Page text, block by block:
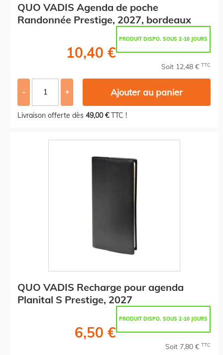
QUO VADIS Agenda de poche
Randonnée Prestige, 2027, bordeaux
PRODUIT DISPO. SOUS 2-10 JOURS
10,40 €
Soit 12,48 € TTC
- + Ajouter au panier
Livraison offerte dès 49,00 €TTC !
QUO VADIS Recharge pour agenda
Planital S Prestige, 2027
PRODUIT DISPO. SOUS 2-10 JOURS
6,50 €
Soit 7,80 € TTC